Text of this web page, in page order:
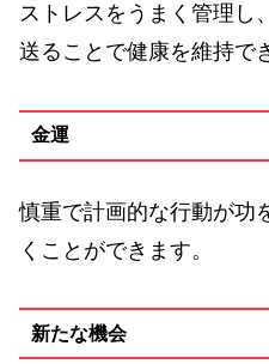
ストレスをうまく管理し
送ることで健康を維持で
金運
慎重で計画的な行動が功
くことができます。
新たな機会